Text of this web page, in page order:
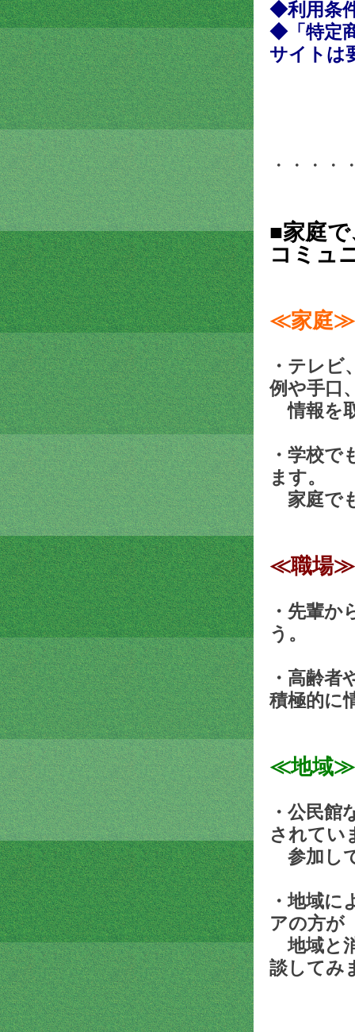
◆利用条
◆「 特定
サイトは
・・・・
■家庭
コミュ
≪家庭≫
・テレ
例や手口
情報を
・学校
ます。
家庭で
≪職場≫
・先輩
う。
・高齢
積極的に
≪地域≫
・公民
されてい
参加し
・地域
アの方が
地域と
談してみ